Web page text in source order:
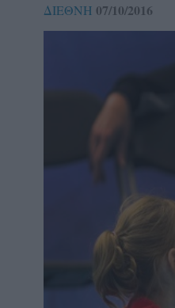
ΔΙΕΘΝΗ 07/10/2016